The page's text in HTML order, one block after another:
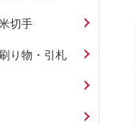
切手
り物・引札